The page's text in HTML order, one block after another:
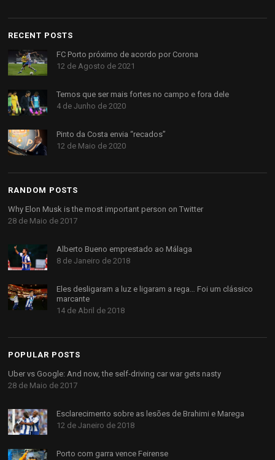
RECENT POSTS
FC Porto próximo de acordo por Corona
12 de Agosto de 2021
Temos que ser mais fortes no campo e fora dele
4 de Junho de 2020
Pinto da Costa envia “recados”
12 de Maio de 2020
RANDOM POSTS
Why Elon Musk is the most important person on Twitter
28 de Maio de 2017
Alberto Bueno emprestado ao Málaga
8 de Janeiro de 2018
Eles desligaram a luz e ligaram a rega… Foi um clássico
marcante
14 de Abril de 2018
POPULAR POSTS
Uber vs Google: And now, the self-driving car war gets nasty
28 de Maio de 2017
Esclarecimento sobre as lesões de Brahimi e Marega
12 de Janeiro de 2018
Porto com garra vence Feirense